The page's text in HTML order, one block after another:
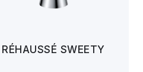
SWEETY